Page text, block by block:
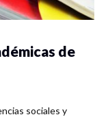
de
sociales y